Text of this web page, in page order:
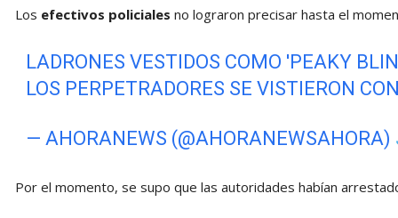
Los efectivos policiales no lograron precisar hasta el
LADRONES VESTIDOS COMO 'PEAKY
LOS PERPETRADORES SE VISTIERON
— AHORANEWS (@AHORANEWSAHORA)
Por el momento, se supo que las autoridades habían